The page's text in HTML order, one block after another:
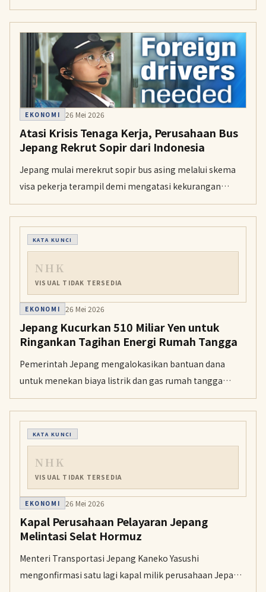
beruang dan babi hutan yang kerap merusak lahan
pertanian.
EKONOMI 26 Mei 2026
Atasi Krisis Tenaga Kerja, Perusahaan Bus
Jepang Rekrut Sopir dari Indonesia
Jepang mulai merekrut sopir bus asing melalui skema
visa pekerja terampil demi mengatasi kekurangan
tenaga kerja yang memicu pemangkasan rute
transportasi. Mahatmi Rismartanti merupakan salah
satu rekrutan asal Indonesia yang telah menyelesaikan
pelatihan intensif selama enam bulan untuk mulai
mengemudi di Jepang.
KATA KUNCI
NHK
VISUAL TIDAK TERSEDIA
EKONOMI 26 Mei 2026
Jepang Kucurkan 510 Miliar Yen untuk
Ringankan Tagihan Energi Rumah Tangga
Pemerintah Jepang mengalokasikan bantuan dana
untuk menekan biaya listrik dan gas rumah tangga
selama musim panas guna mengantisipasi lonjakan
harga bahan bakar global.
KATA KUNCI
NHK
VISUAL TIDAK TERSEDIA
EKONOMI 26 Mei 2026
Kapal Perusahaan Pelayaran Jepang
Melintasi Selat Hormuz
Menteri Transportasi Jepang Kaneko Yasushi
mengonfirmasi satu lagi kapal milik perusahaan Jepang